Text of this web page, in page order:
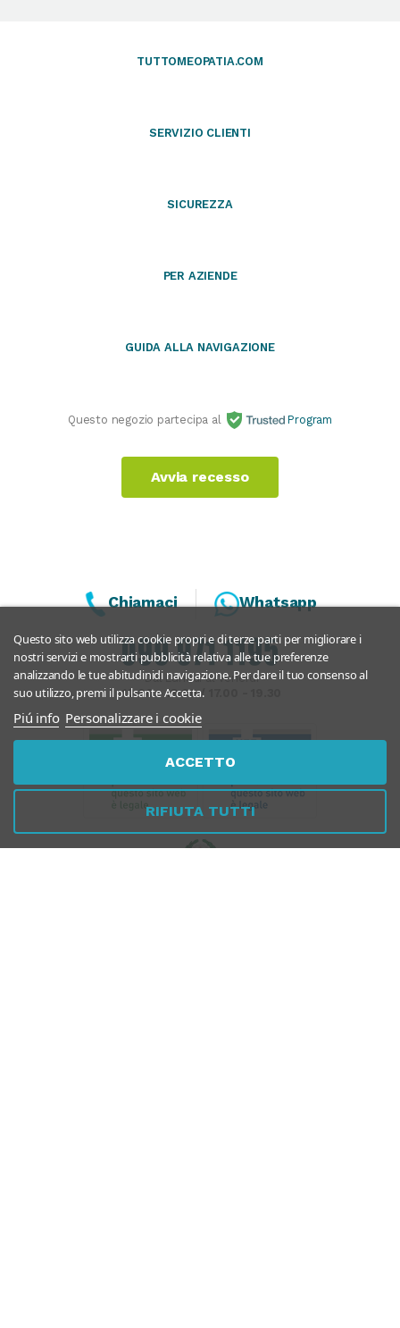
TUTTOMEOPATIA.COM
SERVIZIO CLIENTI
SICUREZZA
PER AZIENDE
GUIDA ALLA NAVIGAZIONE
Questo negozio partecipa al Program
Avvia recesso
Questo sito web utilizza cookie propri e di terze parti per migliorare i
nostri servizi e mostrarti pubblicità relativa alle tue preferenze
analizzando le tue abitudinidi navigazione. Per dare il tuo consenso al
suo utilizzo, premi il pulsante Accetta.
Piú info Personalizzare i cookie
RIFIUTA TUTTI
ACCETTO
Chiamaci Whatsapp
Dal Lunedì al Venerdì
10:00 - 13:00 / 17.00 - 19.30